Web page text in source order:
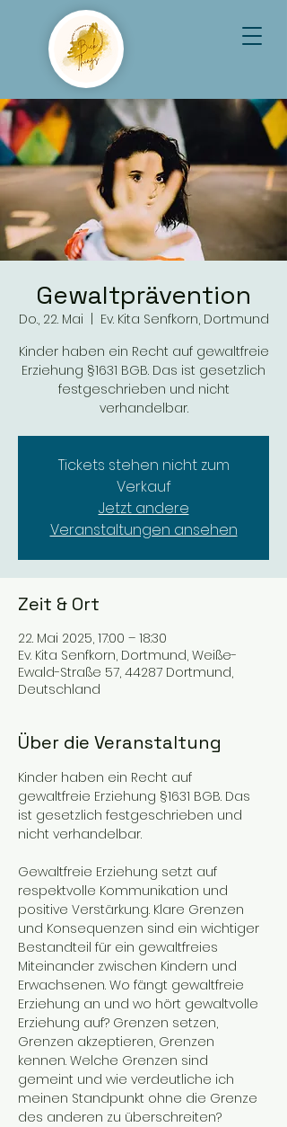
Gewaltprävention
Do., 22. Mai
Ev. Kita Senfkorn, Dortmund
Kinder haben ein Recht auf gewaltfreie
Erziehung §1631 BGB. Das ist gesetzlich
festgeschrieben und nicht
verhandelbar.
Tickets stehen nicht zum
Verkauf
Jetzt andere
Veranstaltungen ansehen
Zeit & Ort
22. Mai 2025, 17:00 – 18:30
Ev. Kita Senfkorn, Dortmund, Weiße-
Ewald-Straße 57, 44287 Dortmund,
Deutschland
Über die Veranstaltung
Kinder haben ein Recht auf
gewaltfreie Erziehung §1631 BGB. Das
ist gesetzlich festgeschrieben und
nicht verhandelbar.
Gewaltfreie Erziehung setzt auf
respektvolle Kommunikation und
positive Verstärkung. Klare Grenzen
und Konsequenzen sind ein wichtiger
Bestandteil für ein gewaltfreies
Miteinander zwischen Kindern und
Erwachsenen. Wo fängt gewaltfreie
Erziehung an und wo hört gewaltvolle
Erziehung auf? Grenzen setzen,
Grenzen akzeptieren, Grenzen
kennen. Welche Grenzen sind
gemeint und wie verdeutliche ich
meinen Standpunkt ohne die Grenze
des anderen zu überschreiten?